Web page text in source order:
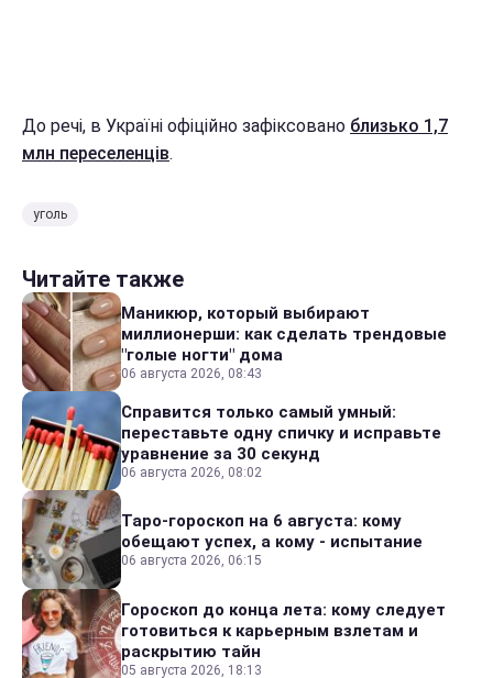
До речі, в Україні офіційно зафіксовано близько 1,7
млн переселенців.
уголь
Читайте также
Маникюр, который выбирают
миллионерши: как сделать трендовые
"голые ногти" дома
06 августа 2026, 08:43
Справится только самый умный:
переставьте одну спичку и исправьте
уравнение за 30 секунд
06 августа 2026, 08:02
Таро-гороскоп на 6 августа: кому
обещают успех, а кому - испытание
06 августа 2026, 06:15
Гороскоп до конца лета: кому следует
готовиться к карьерным взлетам и
раскрытию тайн
05 августа 2026, 18:13